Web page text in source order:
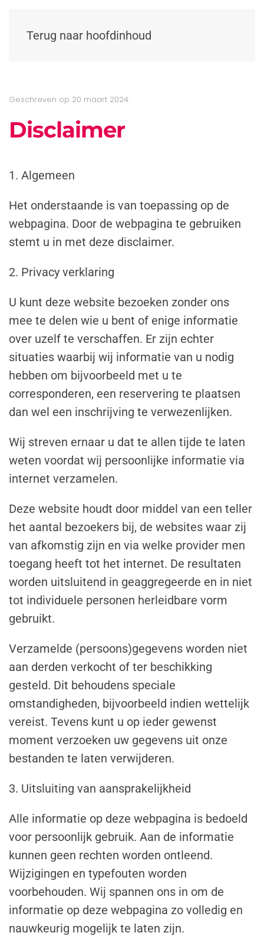
Terug naar hoofdinhoud
Geschreven op 20 maart 2024.
Disclaimer
1. Algemeen
Het onderstaande is van toepassing op de
webpagina. Door de webpagina te gebruiken
stemt u in met deze disclaimer.
2. Privacy verklaring
U kunt deze website bezoeken zonder ons
mee te delen wie u bent of enige informatie
over uzelf te verschaffen. Er zijn echter
situaties waarbij wij informatie van u nodig
hebben om bijvoorbeeld met u te
corresponderen, een reservering te plaatsen
dan wel een inschrijving te verwezenlijken.
Wij streven ernaar u dat te allen tijde te laten
weten voordat wij persoonlijke informatie via
internet verzamelen.
Deze website houdt door middel van een teller
het aantal bezoekers bij, de websites waar zij
van afkomstig zijn en via welke provider men
toegang heeft tot het internet. De resultaten
worden uitsluitend in geaggregeerde en in niet
tot individuele personen herleidbare vorm
gebruikt.
Verzamelde (persoons)gegevens worden niet
aan derden verkocht of ter beschikking
gesteld. Dit behoudens speciale
omstandigheden, bijvoorbeeld indien wettelijk
vereist. Tevens kunt u op ieder gewenst
moment verzoeken uw gegevens uit onze
bestanden te laten verwijderen.
3. Uitsluiting van aansprakelijkheid
Alle informatie op deze webpagina is bedoeld
voor persoonlijk gebruik. Aan de informatie
kunnen geen rechten worden ontleend.
Wijzigingen en typefouten worden
voorbehouden. Wij spannen ons in om de
informatie op deze webpagina zo volledig en
nauwkeurig mogelijk te laten zijn.